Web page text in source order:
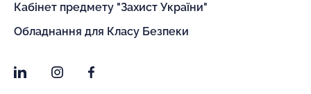
Кабінет предмету "Захист України"
Обладнання для Класу Безпеки
LinkedInInstagramFacebook